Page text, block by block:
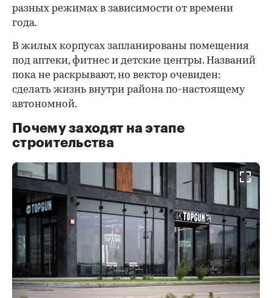
разных режимах в зависимости от времени
года.
В жилых корпусах запланированы помещения
под аптеки, фитнес и детские центры. Названий
пока не раскрывают, но вектор очевиден:
сделать жизнь внутри района по-настоящему
автономной.
Почему заходят на этапе
строительства